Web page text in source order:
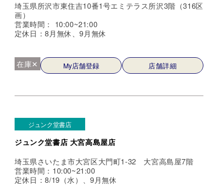
埼玉県所沢市東住吉10番1号エミテラス所沢3階（316区
画）
営業時間： 10:00~21:00
定休日：8月無休、9月無休
在庫✕ My店舗登録 店舗詳細
ジュンク堂書店
ジュンク堂書店 大宮高島屋店
埼玉県さいたま市大宮区大門町1-32 大宮高島屋7階
営業時間：10:00~21:00
定休日：8/19（水）、9月無休